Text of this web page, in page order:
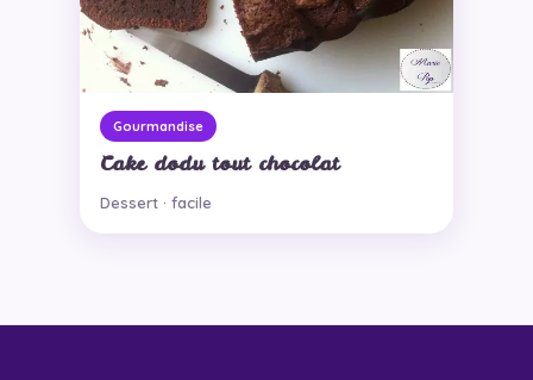
Gourmandise
Cake dodu tout chocolat
Dessert · facile